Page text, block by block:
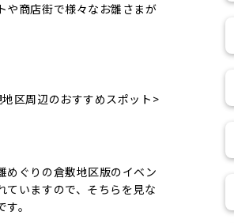
や商店街で様々なお雛さまが
区周辺のおすすめスポット>
めぐりの倉敷地区版のイベン
ていますので、そちらを見な
。